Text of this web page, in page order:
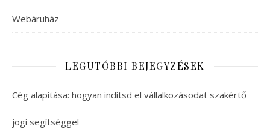
Webáruház
LEGUTÓBBI BEJEGYZÉSEK
Cég alapítása: hogyan indítsd el vállalkozásodat szakértő
jogi segítséggel